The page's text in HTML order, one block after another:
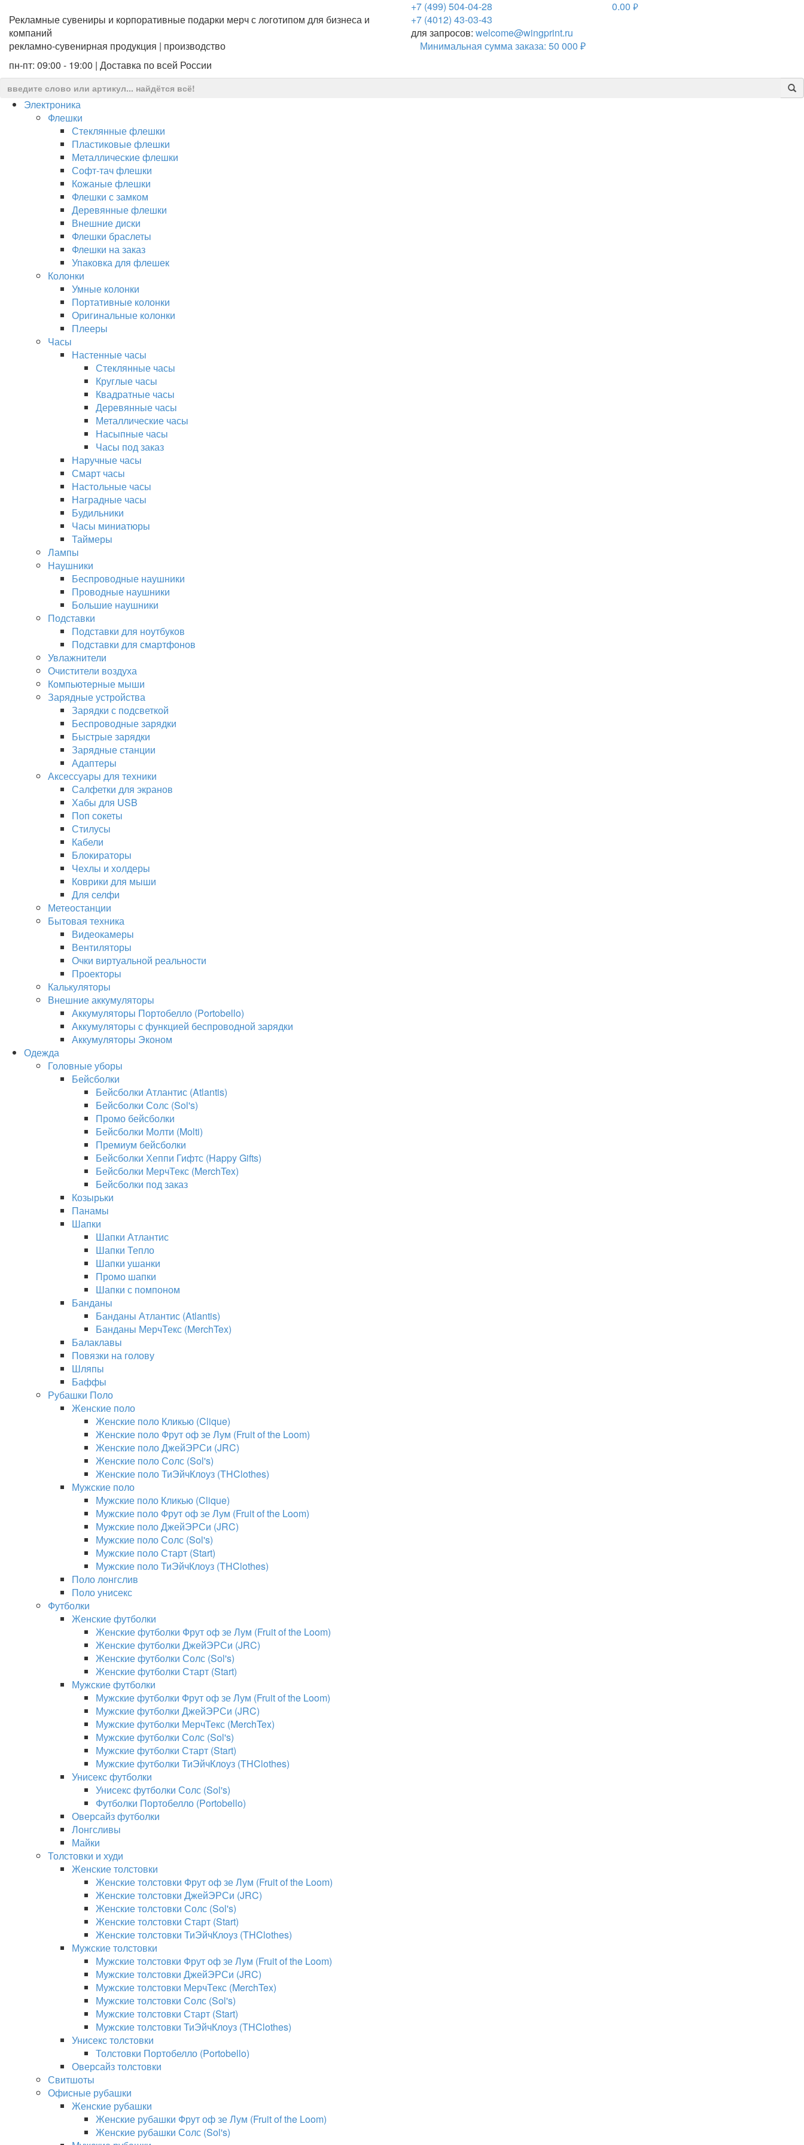
Рекламные сувениры и корпоративные подарки мерч с логотипом для бизнеса и
компаний
рекламно-сувенирная продукция | производство
пн-пт: 09:00 - 19:00 | Доставка по всей России
+7 (499) 504-04-28
+7 (4012) 43-03-43
для запросов: welcome@wingprint.ru
Минимальная сумма заказа: 50 000 ₽
0.00 руб.
Электроника
Флешки
Стеклянные флешки
Пластиковые флешки
Металлические флешки
Софт-тач флешки
Кожаные флешки
Флешки с замком
Деревянные флешки
Внешние диски
Флешки браслеты
Флешки на заказ
Упаковка для флешек
Колонки
Умные колонки
Портативные колонки
Оригинальные колонки
Плееры
Часы
Настенные часы
Стеклянные часы
Круглые часы
Квадратные часы
Деревянные часы
Металлические часы
Насыпные часы
Часы под заказ
Наручные часы
Смарт часы
Настольные часы
Наградные часы
Будильники
Часы миниатюры
Таймеры
Лампы
Наушники
Беспроводные наушники
Проводные наушники
Большие наушники
Подставки
Подставки для ноутбуков
Подставки для смартфонов
Увлажнители
Очистители воздуха
Компьютерные мыши
Зарядные устройства
Зарядки с подсветкой
Беспроводные зарядки
Быстрые зарядки
Зарядные станции
Адаптеры
Аксессуары для техники
Салфетки для экранов
Хабы для USB
Поп сокеты
Стилусы
Кабели
Блокираторы
Чехлы и холдеры
Коврики для мыши
Для селфи
Метеостанции
Бытовая техника
Видеокамеры
Вентиляторы
Очки виртуальной реальности
Проекторы
Калькуляторы
Внешние аккумуляторы
Аккумуляторы Портобелло (Portobello)
Аккумуляторы с функцией беспроводной зарядки
Аккумуляторы Эконом
Одежда
Головные уборы
Бейсболки
Бейсболки Атлантис (Atlantis)
Бейсболки Солс (Sol's)
Промо бейсболки
Бейсболки Молти (Molti)
Премиум бейсболки
Бейсболки Хеппи Гифтс (Happy Gifts)
Бейсболки МерчТекс (MerchTex)
Бейсболки под заказ
Козырьки
Панамы
Шапки
Шапки Атлантис
Шапки Тепло
Шапки ушанки
Промо шапки
Шапки с помпоном
Банданы
Банданы Атлантис (Atlantis)
Банданы МерчТекс (MerchTex)
Балаклавы
Повязки на голову
Шляпы
Баффы
Рубашки Поло
Женские поло
Женские поло Кликью (Clique)
Женские поло Фрут оф зе Лум (Fruit of the Loom)
Женские поло ДжейЭРСи (JRC)
Женские поло Солс (Sol's)
Женские поло ТиЭйчКлоуз (THClothes)
Мужские поло
Мужские поло Кликью (Clique)
Мужские поло Фрут оф зе Лум (Fruit of the Loom)
Мужские поло ДжейЭРСи (JRC)
Мужские поло Солс (Sol's)
Мужские поло Старт (Start)
Мужские поло ТиЭйчКлоуз (THClothes)
Поло лонгслив
Поло унисекс
Футболки
Женские футболки
Женские футболки Фрут оф зе Лум (Fruit of the Loom)
Женские футболки ДжейЭРСи (JRC)
Женские футболки Солс (Sol's)
Женские футболки Старт (Start)
Мужские футболки
Мужские футболки Фрут оф зе Лум (Fruit of the Loom)
Мужские футболки ДжейЭРСи (JRC)
Мужские футболки МерчТекс (MerchTex)
Мужские футболки Солс (Sol's)
Мужские футболки Старт (Start)
Мужские футболки ТиЭйчКлоуз (THClothes)
Унисекс футболки
Унисекс футболки Солс (Sol's)
Футболки Портобелло (Portobello)
Оверсайз футболки
Лонгсливы
Майки
Толстовки и худи
Женские толстовки
Женские толстовки Фрут оф зе Лум (Fruit of the Loom)
Женские толстовки ДжейЭРСи (JRC)
Женские толстовки Солс (Sol's)
Женские толстовки Старт (Start)
Женские толстовки ТиЭйчКлоуз (THClothes)
Мужские толстовки
Мужские толстовки Фрут оф зе Лум (Fruit of the Loom)
Мужские толстовки ДжейЭРСи (JRC)
Мужские толстовки МерчТекс (MerchTex)
Мужские толстовки Солс (Sol's)
Мужские толстовки Старт (Start)
Мужские толстовки ТиЭйчКлоуз (THClothes)
Унисекс толстовки
Толстовки Портобелло (Portobello)
Оверсайз толстовки
Свитшоты
Офисные рубашки
Женские рубашки
Женские рубашки Фрут оф зе Лум (Fruit of the Loom)
Женские рубашки Солс (Sol's)